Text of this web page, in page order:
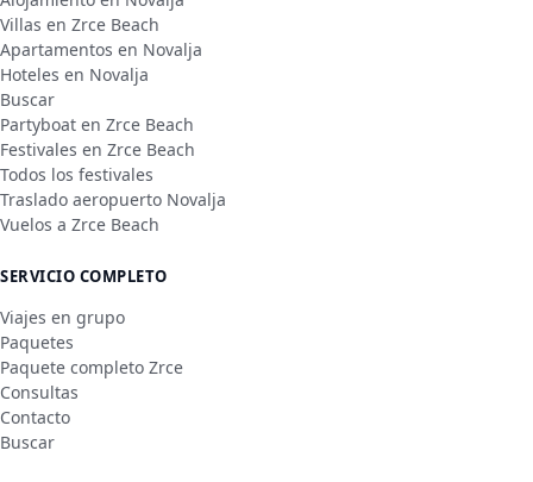
Villas en Zrce Beach
Apartamentos en Novalja
Hoteles en Novalja
Buscar
Partyboat en Zrce Beach
Festivales en Zrce Beach
Todos los festivales
Traslado aeropuerto Novalja
Vuelos a Zrce Beach
SERVICIO COMPLETO
Viajes en grupo
Paquetes
Paquete completo Zrce
Consultas
Contacto
Buscar